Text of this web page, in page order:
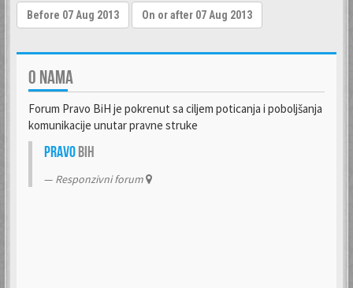
O NAMA
Forum Pravo BiH je pokrenut sa ciljem poticanja i poboljšanja
komunikacije unutar pravne struke
PravoBiH
Responzivni forum